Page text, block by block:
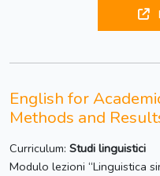
English for
Methods and
Curriculum: Studi linguistici
Modulo lezioni “Linguistica